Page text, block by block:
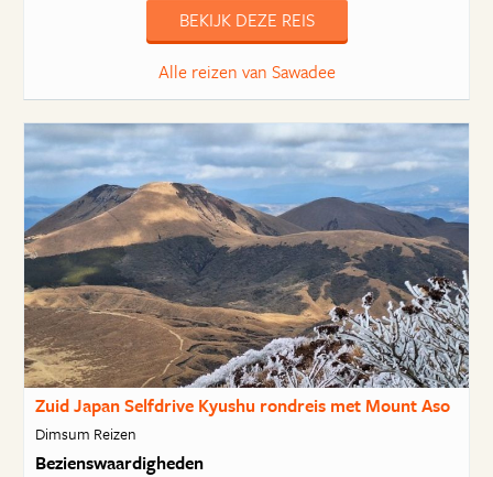
BEKIJK DEZE REIS
Alle reizen van Sawadee
Zuid Japan Selfdrive Kyushu rondreis met Mount Aso
Dimsum Reizen
Bezienswaardigheden